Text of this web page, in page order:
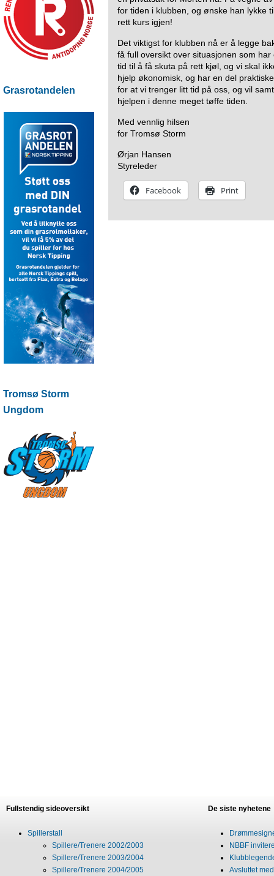
Grasrotandelen
Tromsø Storm
Ungdom
for tiden i klubben, og ønske han lykke
rett kurs igjen!
Det viktigst for klubben nå er å legge
få full oversikt over situasjonen som
tid til å få skuta på rett kjøl, og vi skal
hjelp økonomisk, og har en del
for at vi trenger litt tid på oss, og vil
hjelpen i denne meget tøffe tiden.
Med vennlig hilsen
for Tromsø Storm
Ørjan Hansen
Styreleder
Facebook Print
Fullstendig sideoversikt
Spillerstall
Spillere/Trenere 2002/2003
Spillere/Trenere 2003/2004
Spillere/Trenere 2004/2005
De siste nyhetene
NBBF
Avsluttet